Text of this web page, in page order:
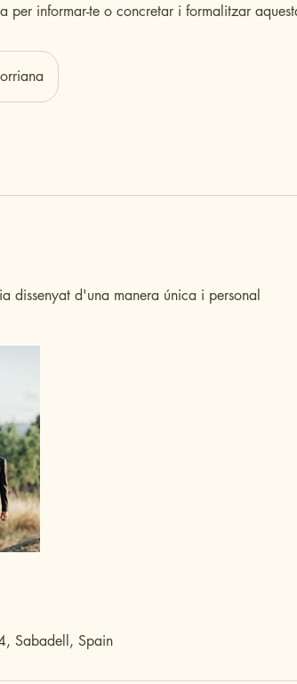
per informar-te o concretar i formalitzar
dissenyat d'una manera única i personal
Sabadell, Spain